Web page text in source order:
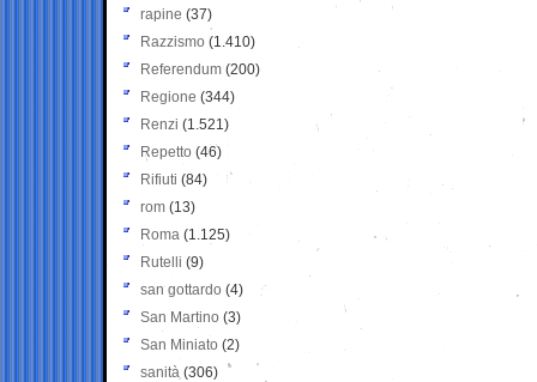
rapine (37)
Razzismo (1.410)
Referendum (200)
Regione (344)
Renzi (1.521)
Repetto (46)
Rifiuti (84)
rom (13)
Roma (1.125)
Rutelli (9)
san gottardo (4)
San Martino (3)
San Miniato (2)
sanità (306)